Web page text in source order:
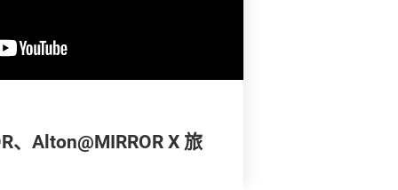
、Alton@MIRROR X 旅